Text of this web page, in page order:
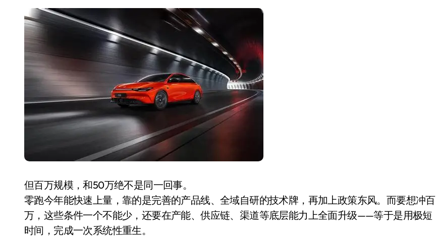
长鑫上市只是开胃菜：合肥正在下一盘你看不懂的大棋
耳机低音像白开水？90%的人第一步就做错了
复古玩家狂喜：Anbernic第三次复刻GBA SP，情怀拉满
Xbox 360 游戏终于要登 PC，光盘党也能“以盘换数”了？
AirTag 新版到底香不香？一篇帮你避坑+种草
苹果三星偷偷在用的“无感切换”，索尼Bose却学不会？一文讲透
Apple Watch 表盘还能这么玩？保姆级教程，有手就会！
追觅清洁电器全球累计出货量破4000万台，技术创新驱动多品类增长
但百万规模，和50万绝不是同一回事。
零跑今年能快速上量，靠的是完善的产品线、全域自研的技术牌，再加上政策东风。而要想冲百
万，这些条件一个不能少，还要在产能、供应链、渠道等底层能力上全面升级——等于是用极短
时间，完成一次系统性重生。